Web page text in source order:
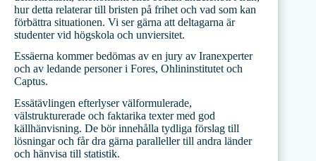
hur detta relaterar till bristen på frihet och vad som kan
förbättra situationen. Vi ser gärna att deltagarna är
studenter vid högskola och unviersitet.
Essäerna kommer bedömas av en jury av Iranexperter
och av ledande personer i Fores, Ohlininstitutet och
Captus.
Essätävlingen efterlyser välformulerade,
välstrukturerade och faktarika texter med god
källhänvisning. De bör innehålla tydliga förslag till
lösningar och får dra gärna paralleller till andra länder
och hänvisa till statistik.